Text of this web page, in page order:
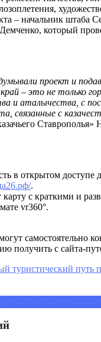
– начальник штаба
который
проект и
– это не только
и аталычества, с
связанные с
Ставрополья»
в открытом доступе
.
карту с краткими и
vr360°.
самостоятельно
получить с сайта-
туристический путь